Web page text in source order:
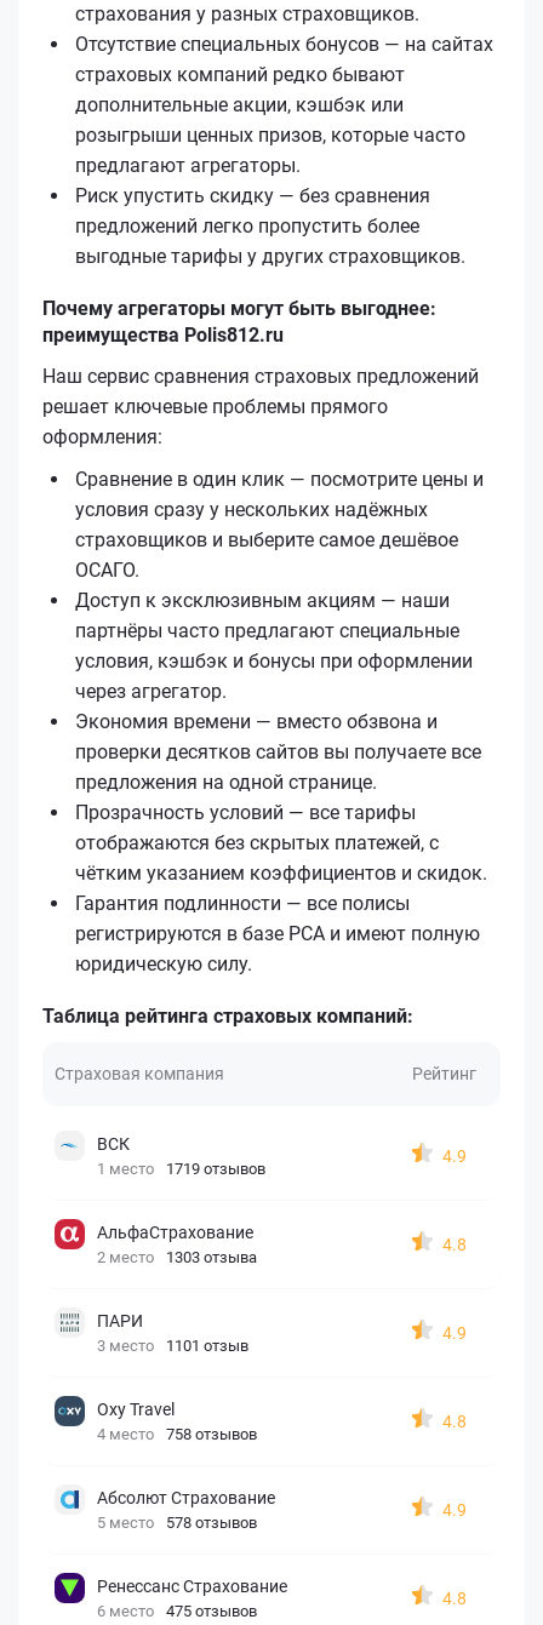
страхования у разных страховщиков.
Отсутствие специальных бонусов — на сайтах
страховых компаний редко бывают
дополнительные акции, кэшбэк или
розыгрыши ценных призов, которые часто
предлагают агрегаторы.
Риск упустить скидку — без сравнения
предложений легко пропустить более
выгодные тарифы у других страховщиков.
Почему агрегаторы могут быть выгоднее:
преимущества Polis812.ru
Наш сервис сравнения страховых предложений
решает ключевые проблемы прямого
оформления:
Сравнение в один клик — посмотрите цены и
условия сразу у нескольких надёжных
страховщиков и выберите самое дешёвое
ОСАГО.
Доступ к эксклюзивным акциям — наши
партнёры часто предлагают специальные
условия, кэшбэк и бонусы при оформлении
через агрегатор.
Экономия времени — вместо обзвона и
проверки десятков сайтов вы получаете все
предложения на одной странице.
Прозрачность условий — все тарифы
отображаются без скрытых платежей, с
чётким указанием коэффициентов и скидок.
Гарантия подлинности — все полисы
регистрируются в базе РСА и имеют полную
юридическую силу.
Таблица рейтинга страховых компаний:
Страховая компания Рейтинг
ВСК
1 место 1719 отзывов
4.9
АльфаСтрахование
2 место 1303 отзыва
4.8
ПАРИ
3 место 1101 отзыв
4.9
Oxy Travel
4 место 758 отзывов
4.8
Абсолют Страхование
5 место 578 отзывов
4.9
Ренессанс Страхование
6 место 475 отзывов
4.8